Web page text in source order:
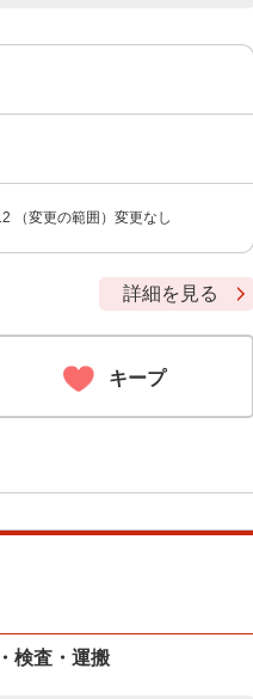
（変更の範囲）変更なし
詳細を見る
キープ
検査・運搬